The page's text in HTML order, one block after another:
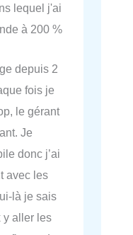
lequel j'ai
à 200 %
depuis 2
fois je
le gérant
Je
donc j’ai
avec les
là je sais
y aller les